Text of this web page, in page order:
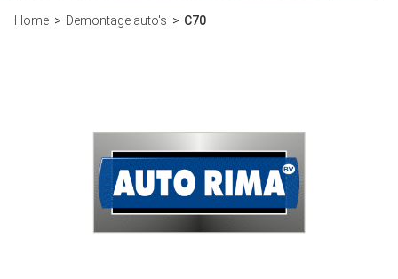
Home Demontage auto's C70